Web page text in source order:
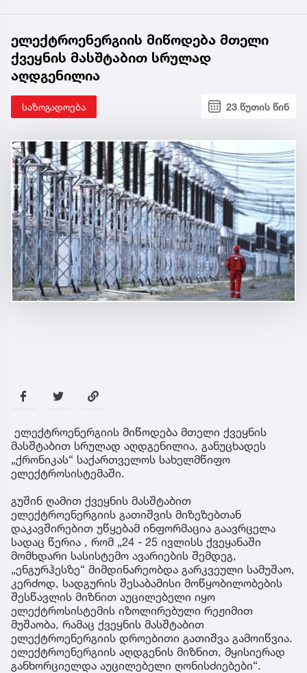
ელექტროენერგიის მიწოდება მთელი
ქვეყნის მასშტაბით სრულად
აღდგენილია
საზოგადოება 23 წუთის წინ
ელექტროენერგიის მიწოდება მთელი ქვეყნის
მასშტაბით სრულად აღდგენილია, განუცხადეს
„ქრონიკას“ საქართველოს სახელმწიფო
ელექტროსისტემაში.
გუშინ ღამით ქვეყნის მასშტაბით
ელექტროენერგიის გათიშვის მიზეზებთან
დაკავშირებით უწყებამ ინფორმაცია გაავრცელა
სადაც წერია , რომ „24 - 25 ივლისს ქვეყანაში
მომხდარი სასისტემო ავარიების შემდეგ,
„ენგურჰესზე“ მიმდინარეობდა გარკვეული სამუშაო,
კერძოდ, სადგურის შესაბამისი მოწყობილობების
შესწავლის მიზნით აუცილებელი იყო
ელექტროსისტემის იზოლირებული რეჟიმით
მუშაობა, რამაც ქვეყნის მასშტაბით
ელექტროენერგიის დროებითი გათიშვა გამოიწვია.
ელექტროენერგიის აღდგენის მიზნით, მყისიერად
განხორციელდა აუცილებელი ღონისძიებები“.